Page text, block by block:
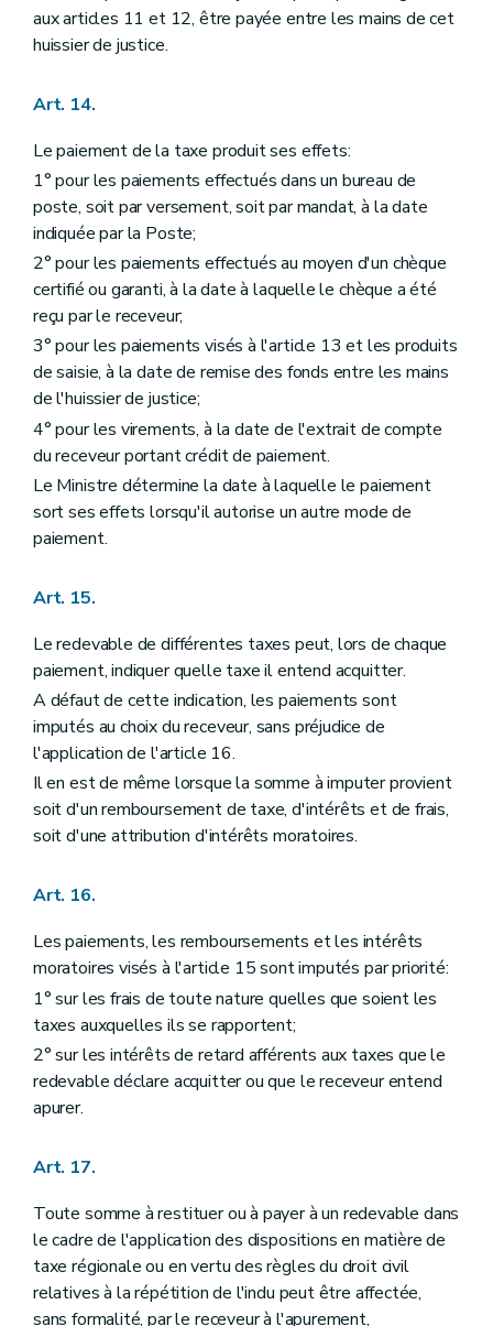
aux articles 11 et 12, être payée entre les mains de cet
huissier de justice.
Art. 14.
Le paiement de la taxe produit ses effets:
1° pour les paiements effectués dans un bureau de
poste, soit par versement, soit par mandat, à la date
indiquée par la Poste;
2° pour les paiements effectués au moyen d'un chèque
certifié ou garanti, à la date à laquelle le chèque a été
reçu par le receveur;
3° pour les paiements visés à l'article 13 et les produits
de saisie, à la date de remise des fonds entre les mains
de l'huissier de justice;
4° pour les virements, à la date de l'extrait de compte
du receveur portant crédit de paiement.
Le Ministre détermine la date à laquelle le paiement
sort ses effets lorsqu'il autorise un autre mode de
paiement.
Art. 15.
Le redevable de différentes taxes peut, lors de chaque
paiement, indiquer quelle taxe il entend acquitter.
A défaut de cette indication, les paiements sont
imputés au choix du receveur, sans préjudice de
l'application de l'article 16.
Il en est de même lorsque la somme à imputer provient
soit d'un remboursement de taxe, d'intérêts et de frais,
soit d'une attribution d'intérêts moratoires.
Art. 16.
Les paiements, les remboursements et les intérêts
moratoires visés à l'article 15 sont imputés par priorité:
1° sur les frais de toute nature quelles que soient les
taxes auxquelles ils se rapportent;
2° sur les intérêts de retard afférents aux taxes que le
redevable déclare acquitter ou que le receveur entend
apurer.
Art. 17.
Toute somme à restituer ou à payer à un redevable dans
le cadre de l'application des dispositions en matière de
taxe régionale ou en vertu des règles du droit civil
relatives à la répétition de l'indu peut être affectée,
sans formalité, par le receveur à l'apurement,